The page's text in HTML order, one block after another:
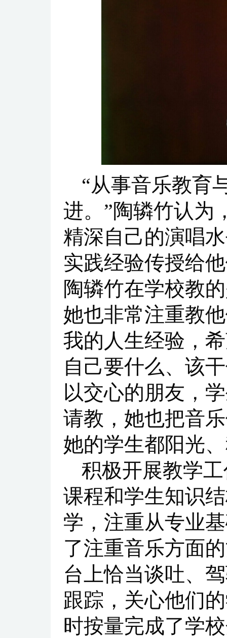
“从事音乐教育
进。”陶辚竹认为
精深自己的演唱
实践经验传授给
陶辚竹在学校教
她也非常注重教
我的人生经验，
自己要什么、该
以交心的朋友，
请教，她也把音
她的学生都阳光
积极开展教学
课程和学生知识
学，注重从专业
了注重音乐方面
台上恰当谈吐、
跟踪，关心他们
时按量完成了学